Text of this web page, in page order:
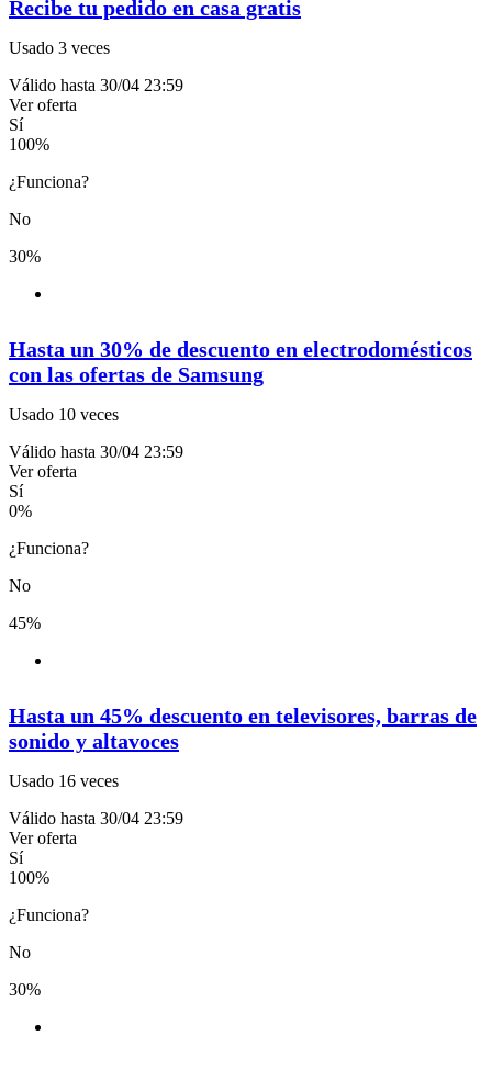
Recibe tu pedido en casa gratis
Usado 3 veces
Válido hasta 30/04 23:59
Ver oferta
Sí
100%
¿Funciona?
No
30%
Hasta un 30% de descuento en electrodomésticos
con las ofertas de Samsung
Usado 10 veces
Válido hasta 30/04 23:59
Ver oferta
Sí
0%
¿Funciona?
No
45%
Hasta un 45% descuento en televisores, barras de
sonido y altavoces
Usado 16 veces
Válido hasta 30/04 23:59
Ver oferta
Sí
100%
¿Funciona?
No
30%